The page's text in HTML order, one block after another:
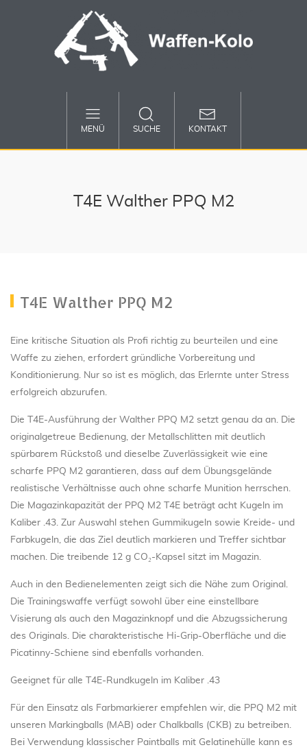
MENÜ SUCHE KONTAKT
T4E Walther PPQ M2
T4E Walther PPQ M2
Eine kritische Situation als Profi richtig zu beurteilen und eine
Waffe zu ziehen, erfordert gründliche Vorbereitung und
Konditionierung. Nur so ist es möglich, das Erlernte unter Stress
erfolgreich abzurufen.
Die T4E-Ausführung der Walther PPQ M2 setzt genau da an. Die
originalgetreue Bedienung, der Metallschlitten mit deutlich
spürbarem Rückstoß und dieselbe Zuverlässigkeit wie eine
scharfe PPQ M2 garantieren, dass auf dem Übungsgelände
realistische Verhältnisse auch ohne scharfe Munition herrschen.
Die Magazinkapazität der PPQ M2 T4E beträgt acht Kugeln im
Kaliber .43. Zur Auswahl stehen Gummikugeln sowie Kreide- und
Farbkugeln, die das Ziel deutlich markieren und Treffer sichtbar
machen. Die treibende 12 g CO₂-Kapsel sitzt im Magazin.
Auch in den Bedienelementen zeigt sich die Nähe zum Original.
Die Trainingswaffe verfügt sowohl über eine einstellbare
Visierung als auch den Magazinknopf und die Abzugssicherung
des Originals. Die charakteristische Hi-Grip-Oberfläche und die
Picatinny-Schiene sind ebenfalls vorhanden.
Geeignet für alle T4E-Rundkugeln im Kaliber .43
Für den Einsatz als Farbmarkierer empfehlen wir, die PPQ M2 mit
unseren Markingballs (MAB) oder Chalkballs (CKB) zu betreiben.
Bei Verwendung klassischer Paintballs mit Gelatinehülle kann es